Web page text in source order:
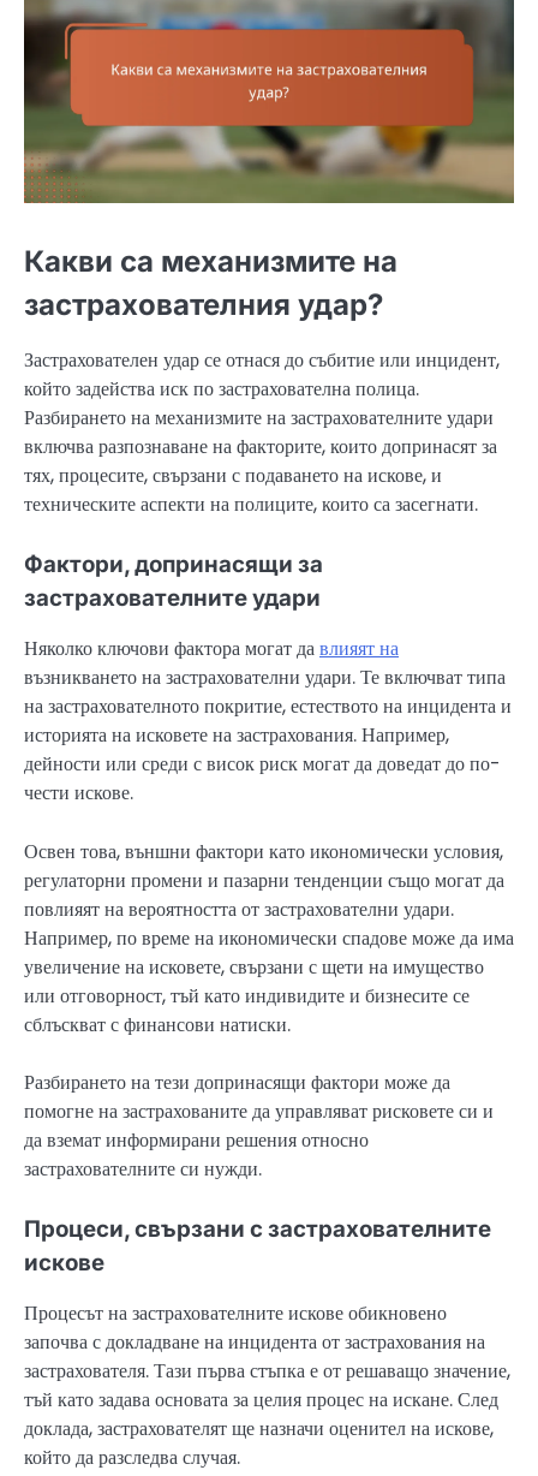
Какви са механизмите на
застрахователния удар?
Застрахователен удар се отнася до събитие или инцидент,
който задейства иск по застрахователна полица.
Разбирането на механизмите на застрахователните удари
включва разпознаване на факторите, които допринасят за
тях, процесите, свързани с подаването на искове, и
техническите аспекти на полиците, които са засегнати.
Фактори, допринасящи за
застрахователните удари
Няколко ключови фактора могат давлияят на
възникването на застрахователни удари. Те включват типа
на застрахователното покритие, естеството на инцидента и
историята на исковете на застрахования. Например,
дейности или среди с висок риск могат да доведат до по-
чести искове.
Освен това, външни фактори като икономически условия,
регулаторни промени и пазарни тенденции също могат да
повлияят на вероятността от застрахователни удари.
Например, по време на икономически спадове може да има
увеличение на исковете, свързани с щети на имущество
или отговорност, тъй като индивидите и бизнесите се
сблъскват с финансови натиски.
Разбирането на тези допринасящи фактори може да
помогне на застрахованите да управляват рисковете си и
да вземат информирани решения относно
застрахователните си нужди.
Процеси, свързани с застрахователните
искове
Процесът на застрахователните искове обикновено
започва с докладване на инцидента от застрахования на
застрахователя. Тази първа стъпка е от решаващо значение,
тъй като задава основата за целия процес на искане. След
доклада, застрахователят ще назначи оценител на искове,
който да разследва случая.